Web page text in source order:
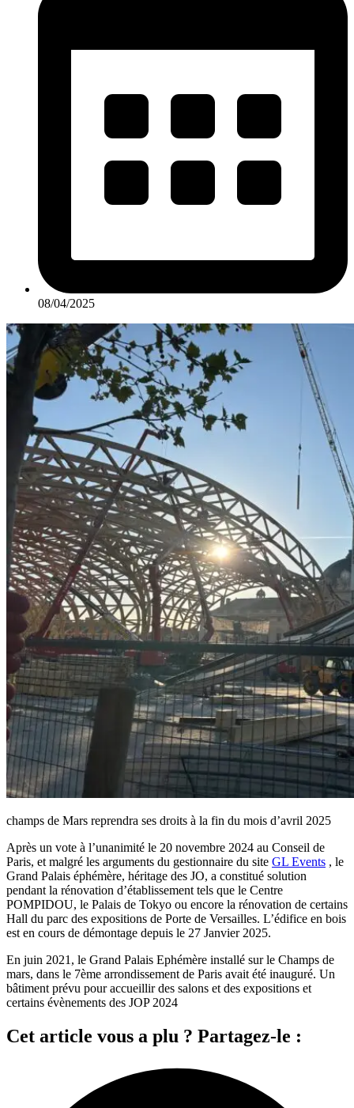
08/04/2025
champs de Mars reprendra ses droits à la fin du mois d’avril 2025
Après un vote à l’unanimité le 20 novembre 2024 au Conseil de
Paris, et malgré les arguments du gestionnaire du site GL Events , le
Grand Palais éphémère, héritage des JO, a constitué solution
pendant la rénovation d’établissement tels que le Centre
POMPIDOU, le Palais de Tokyo ou encore la rénovation de certains
Hall du parc des expositions de Porte de Versailles. L’édifice en bois
est en cours de démontage depuis le 27 Janvier 2025.
En juin 2021, le Grand Palais Ephémère installé sur le Champs de
mars, dans le 7ème arrondissement de Paris avait été inauguré. Un
bâtiment prévu pour accueillir des salons et des expositions et
certains évènements des JOP 2024
Cet article vous a plu ? Partagez-le :